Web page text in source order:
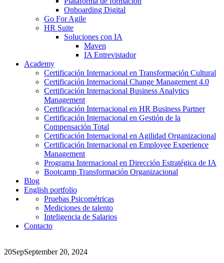
Onboarding Digital
Go For Agile
HR Suite
Soluciones con IA
Maven
IA Entrevistador
Academy
Certificación Internacional en Transformación Cultural
Certificación Internacional Change Management 4.0
Certificación Internacional Business Analytics
Management
Certificación Internacional en HR Business Partner
Certificación Internacional en Gestión de la
Compensación Total
Certificación Internacional en Agilidad Organizacional
Certificación Internacional en Employee Experience
Management
Programa Internacional en Dirección Estratégica de IA
Bootcamp Transformación Organizacional
Blog
English portfolio
Pruebas Psicométricas
Mediciones de talento
Inteligencia de Salarios
Contacto
20SepSeptember 20, 2024